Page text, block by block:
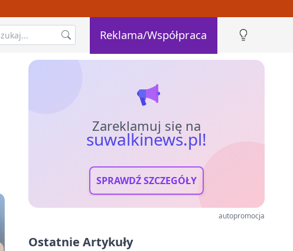
Reklama/Współpraca
Zareklamuj się na
suwalkinews.pl!
SPRAWDŹ SZCZEGÓŁY
autopromocja
Ostatnie Artykuły